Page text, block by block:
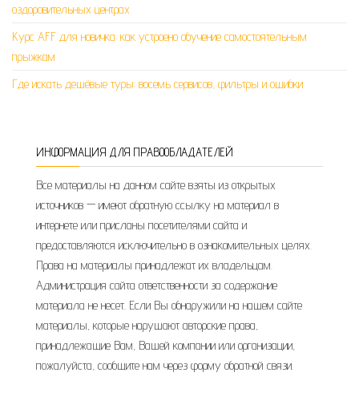
оздоровительных центрах
Курс AFF для новичка: как устроено обучение самостоятельным
прыжкам
Где искать дешёвые туры: восемь сервисов, фильтры и ошибки
ИНФОРМАЦИЯ ДЛЯ ПРАВООБЛАДАТЕЛЕЙ
Все материалы на данном сайте взяты из открытых
источников — имеют обратную ссылку на материал в
интернете или присланы посетителями сайта и
предоставляются исключительно в ознакомительных целях.
Права на материалы принадлежат их владельцам.
Администрация сайта ответственности за содержание
материала не несет. Если Вы обнаружили на нашем сайте
материалы, которые нарушают авторские права,
принадлежащие Вам, Вашей компании или организации,
пожалуйста, сообщите нам через форму обратной связи.